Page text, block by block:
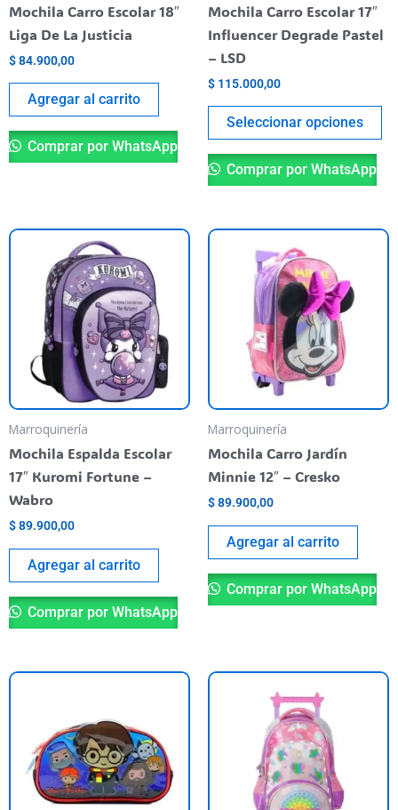
Mochila Carro Escolar 18″
Liga De La Justicia
$84.900,00
Agregar al carrito
Comprar por WhatsApp
Mochila Carro Escolar 17″
Influencer Degrade Pastel
– LSD
$ 115.000,00
Seleccionar opciones
on
Comprar por WhatsApp
Marroquinería
Mochila Espalda Escolar
17″ Kuromi Fortune –
Wabro
$89.900,00
Agregar al carrito
Comprar por WhatsApp
Marroquinería
Mochila Carro Jardín
Minnie 12″ – Cresko
$89.900,00
Agregar al carrito
Comprar por WhatsApp